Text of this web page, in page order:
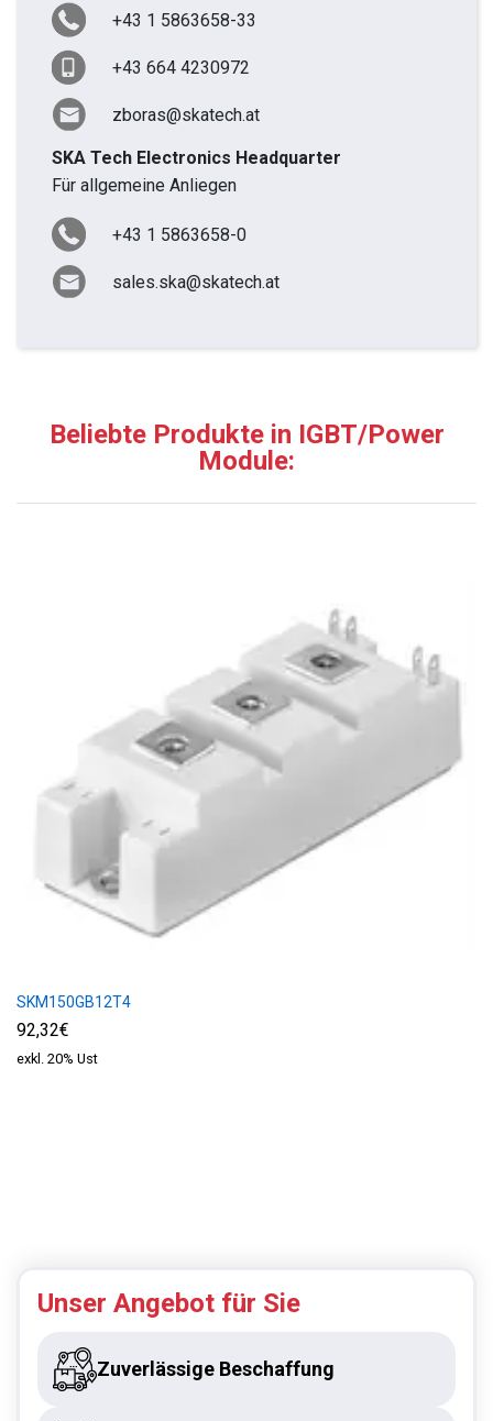
+43 1 5863658-33
+43 664 4230972
zboras@skatech.at
SKA Tech Electronics Headquarter
Für allgemeine Anliegen
+43 1 5863658-0
sales.ska@skatech.at
Beliebte Produkte in IGBT/Power
Module:
SKM150GB12T4
92,32€
exkl. 20% Ust
Unser Angebot für Sie
Zuverlässige Beschaffung